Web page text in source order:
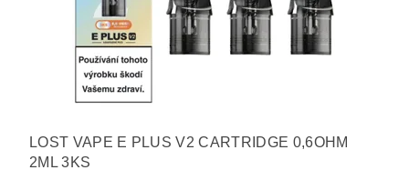
LOST VAPE E PLUS V2 CARTRIDGE 0,6OHM
2ML 3KS